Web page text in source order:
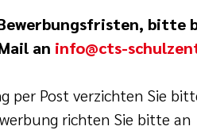
bitte
an info@cts-
per Post verzichten Sie
richten Sie bitte an